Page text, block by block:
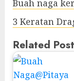
Buah naga
3 Keratan
Related